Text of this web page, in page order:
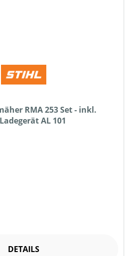
RMA 253 Set - inkl.
AL 101
DETAILS